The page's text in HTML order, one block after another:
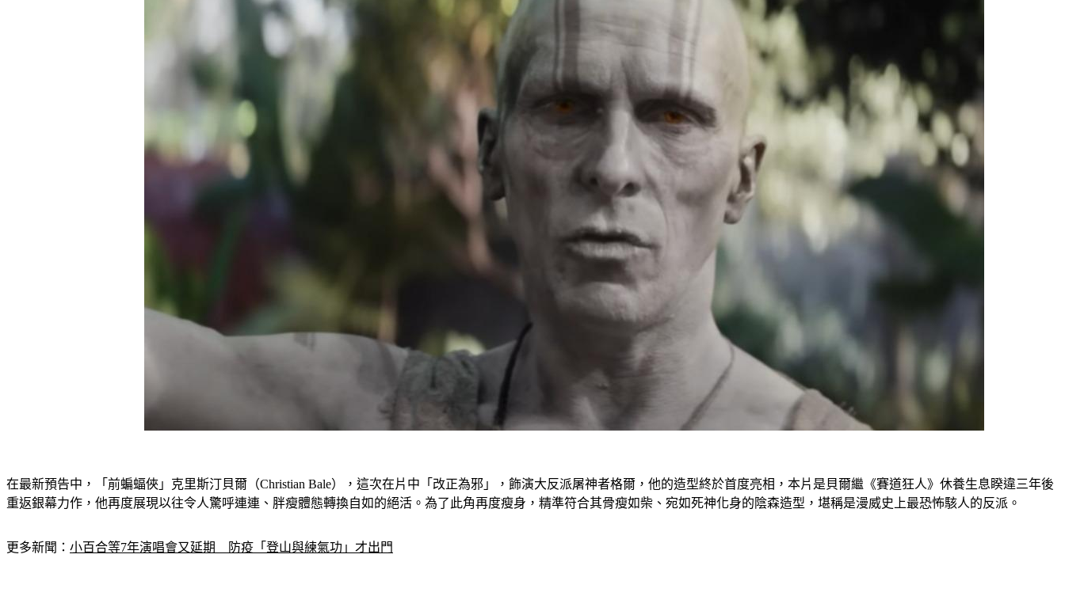
在最新預告中，「前蝙蝠俠」克里斯汀貝爾（Christian Bale），這次在片中「改正為邪」，飾演大反派屠神者格爾，他的造型終於首度亮相，本片是貝爾繼《賽道狂人》休養生息睽違三年後
重返銀幕力作，他再度展現以往令人驚呼連連、胖瘦體態轉換自如的絕活。為了此角再度瘦身，精準符合其骨瘦如柴、宛如死神化身的陰森造型，堪稱是漫威史上最恐怖駭人的反派。
更多新聞： 小百合等7年演唱會又延期　防疫「登山與練氣功」才出門